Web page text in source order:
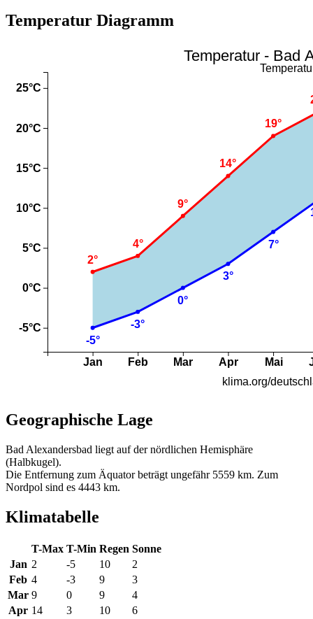
Temperatur Diagramm
Geographische Lage
Bad Alexandersbad liegt auf der nördlichen Hemisphäre
(Halbkugel).
Die Entfernung zum Äquator beträgt ungefähr 5559 km. Zum
Nordpol sind es 4443 km.
Klimatabelle
T-Max T-Min Regen Sonne
Jan 2 -5 10
2
Feb 4 -3 9
3
Mar 9 0 9
4
Apr 14 3 10 6